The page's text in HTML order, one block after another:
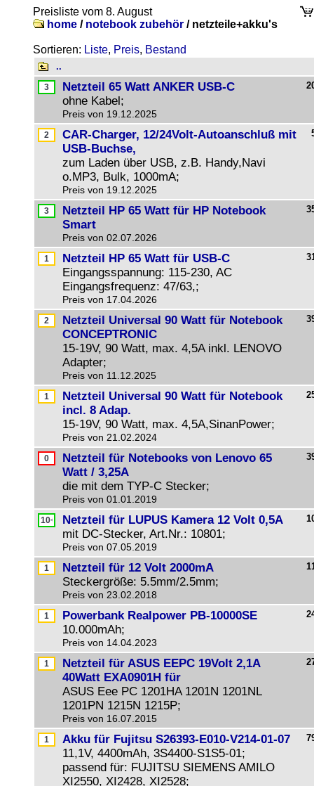
Preisliste vom 8. August
home / notebook zubehör / netzteile+akku's
Sortieren: Liste, Preis, Bestand
..
Netzteil 65 Watt ANKER USB-C
ohne Kabel;
Preis von 19.12.2025
CAR-Charger, 12/24Volt-Autoanschluß mit
USB-Buchse,
zum Laden über USB, z.B. Handy,Navi
o.MP3, Bulk, 1000mA;
Preis von 19.12.2025
Netzteil HP 65 Watt für HP Notebook
Smart
Preis von 02.07.2026
Netzteil HP 65 Watt für USB-C
Eingangsspannung: 115-230, AC
Eingangsfrequenz: 47/63,;
Preis von 17.04.2026
Netzteil Universal 90 Watt für Notebook
CONCEPTRONIC
15-19V, 90 Watt, max. 4,5A inkl. LENOVO
Adapter;
Preis von 11.12.2025
Netzteil Universal 90 Watt für Notebook
incl. 8 Adap.
15-19V, 90 Watt, max. 4,5A,SinanPower;
Preis von 21.02.2024
Netzteil für Notebooks von Lenovo 65
Watt / 3,25A
die mit dem TYP-C Stecker;
Preis von 01.01.2019
Netzteil für LUPUS Kamera 12 Volt 0,5A
mit DC-Stecker, Art.Nr.: 10801;
Preis von 07.05.2019
Netzteil für 12 Volt 2000mA
Steckergröße: 5.5mm/2.5mm;
Preis von 23.02.2018
Powerbank Realpower PB-10000SE
10.000mAh;
Preis von 14.04.2023
Netzteil für ASUS EEPC 19Volt 2,1A
40Watt EXA0901H für
ASUS Eee PC 1201HA 1201N 1201NL
1201PN 1215N 1215P;
Preis von 16.07.2015
Akku für Fujitsu S26393-E010-V214-01-07
11,1V, 4400mAh, 3S4400-S1S5-01;
passend für: FUJITSU SIEMENS AMILO
XI2550, XI2428, XI2528;